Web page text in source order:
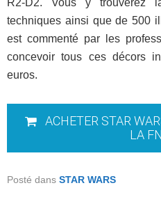
R2-D2. Vous y trouverez
techniques ainsi que de 500
est commenté par les
concevoir tous ces décors
euros.
ACHETER STAR
LA
Posté dans STAR WARS